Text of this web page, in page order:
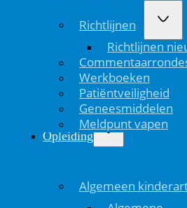
Richtlijnen
Richtlijnen
Werkboeken
Patiëntveiligheid
Geneesmiddelen
Meldpunt vapen
Opleiding
Algemeen